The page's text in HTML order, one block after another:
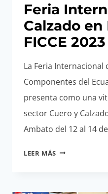
Feria
Calzado en
FICCE 2023
La Feria Internacional
Componentes del
presenta como una
sector Cuero y
Ambato del 12 al 14
LEER MÁS FERIA